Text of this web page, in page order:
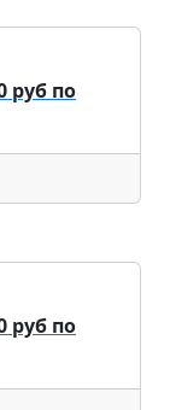
руб по
руб по